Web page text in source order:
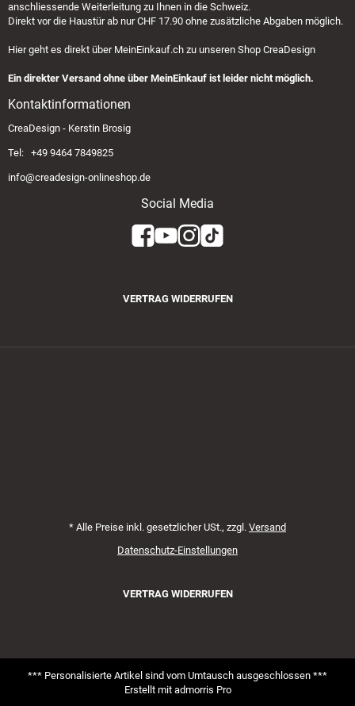
anschliessende Weiterleitung zu Ihnen in die Schweiz.
Direkt vor die Haustür ab nur CHF 17.90 ohne zusätzliche Abgaben möglich.
Hier geht es direkt über MeinEinkauf.ch zu unseren Shop CreaDesign
Ein direkter Versand ohne über MeinEinkauf ist leider nicht möglich.
Kontaktinformationen
CreaDesign - Kerstin Brosig
Tel: +49 9464 7849825
info@creadesign-onlineshop.de
Social Media
VERTRAG WIDERRUFEN
* Alle Preise inkl. gesetzlicher USt., zzgl. Versand
Datenschutz-Einstellungen
VERTRAG WIDERRUFEN
*** Personalisierte Artikel sind vom Umtausch ausgeschlossen ***
Erstellt mit admorris Pro